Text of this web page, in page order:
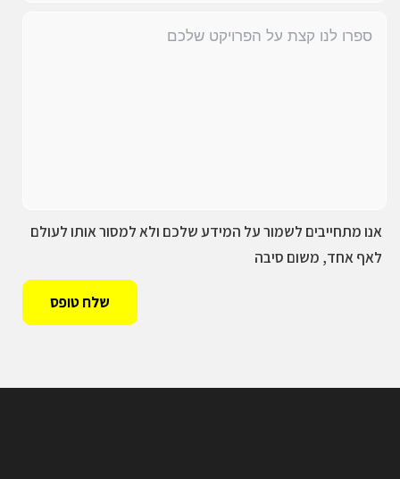
אנו מתחייבים לשמור על המידע שלכם ולא למסור אותו לעולם
לאף אחד, משום סיבה